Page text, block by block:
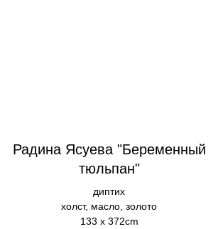
Радина Ясуева "Беременный
тюльпан"
диптих
холст, масло, золото
133 х 372cm